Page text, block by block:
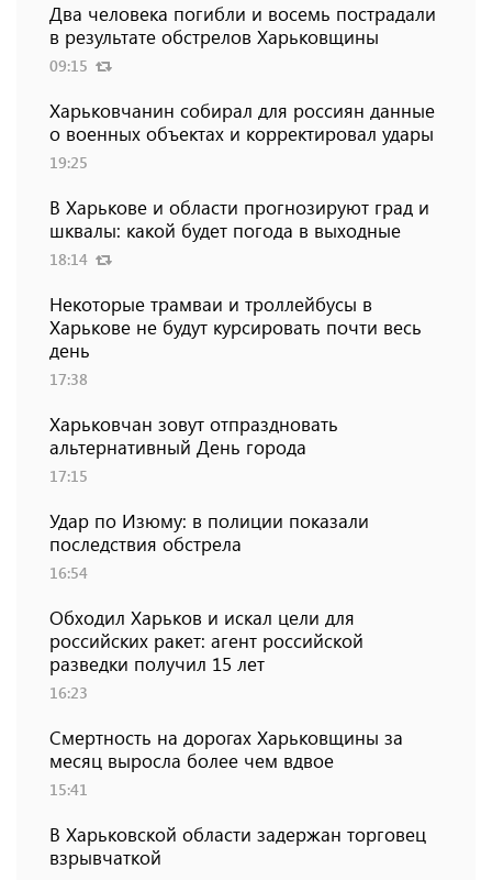
Два человека погибли и восемь пострадали
в результате обстрелов Харьковщины
09:15
Харьковчанин собирал для россиян данные
о военных объектах и ​​корректировал удары
19:25
В Харькове и области прогнозируют град и
шквалы: какой будет погода в выходные
18:14
Некоторые трамваи и троллейбусы в
Харькове не будут курсировать почти весь
день
17:38
Харьковчан зовут отпраздновать
альтернативный День города
17:15
Удар по Изюму: в полиции показали
последствия обстрела
16:54
Обходил Харьков и искал цели для
российских ракет: агент российской
разведки получил 15 лет
16:23
Смертность на дорогах Харьковщины за
месяц выросла более чем вдвое
15:41
В Харьковской области задержан торговец
взрывчаткой